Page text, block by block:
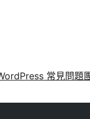
常見問題